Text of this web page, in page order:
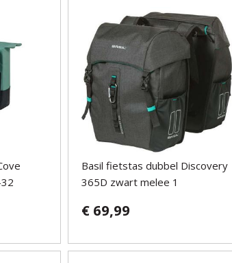
Basil fietstas dubbel Discovery
365D zwart melee 1
€ 69,99